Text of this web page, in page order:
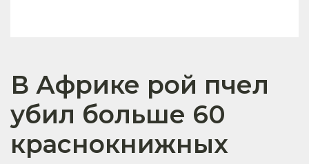
В Африке рой пчел
убил больше 60
краснокнижных